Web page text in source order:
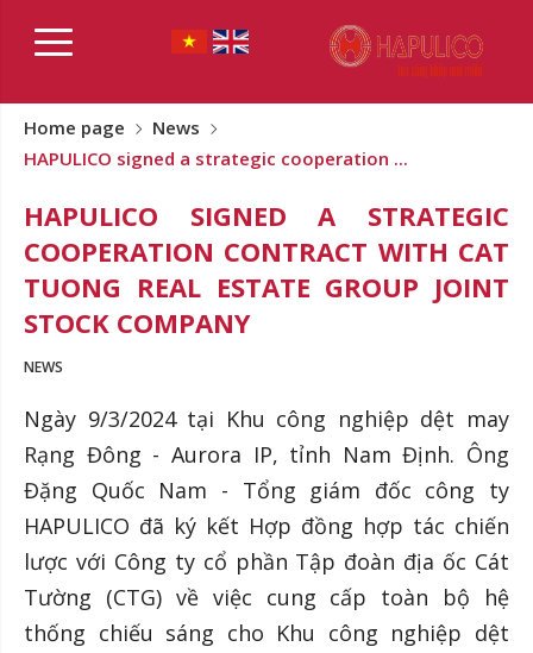
Home page
News
HAPULICO signed a strategic cooperation ...
HAPULICO SIGNED A STRATEGIC
COOPERATION CONTRACT WITH CAT
TUONG REAL ESTATE GROUP JOINT
STOCK COMPANY
NEWS
Ngày 9/3/2024 tại Khu công nghiệp dệt may
Rạng Đông - Aurora IP, tỉnh Nam Định. Ông
Đặng Quốc Nam - Tổng giám đốc công ty
HAPULICO đã ký kết Hợp đồng hợp tác chiến
lược với Công ty cổ phần Tập đoàn địa ốc Cát
Tường (CTG) về việc cung cấp toàn bộ hệ
thống chiếu sáng cho Khu công nghiệp dệt